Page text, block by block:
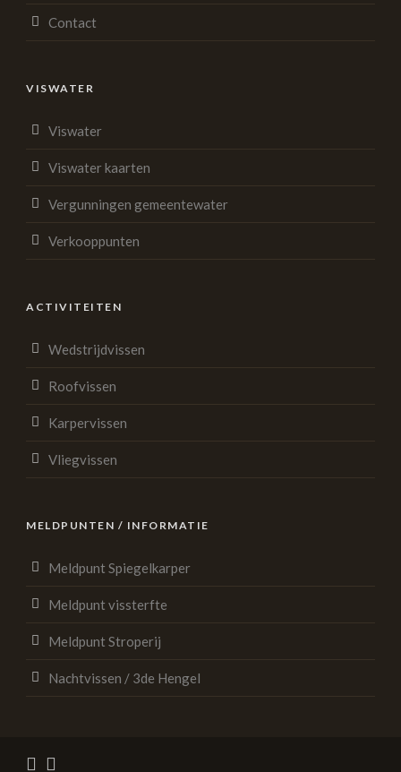
Contact
VISWATER
Viswater
Viswater kaarten
Vergunningen gemeentewater
Verkooppunten
ACTIVITEITEN
Wedstrijdvissen
Roofvissen
Karpervissen
Vliegvissen
MELDPUNTEN / INFORMATIE
Meldpunt Spiegelkarper
Meldpunt vissterfte
Meldpunt Stroperij
Nachtvissen / 3de Hengel